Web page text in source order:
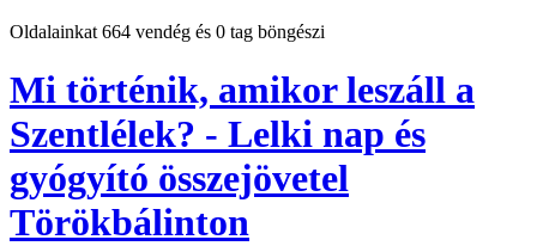
Oldalainkat 664 vendég és 0 tag böngészi
Mi történik, amikor leszáll a
Szentlélek? - Lelki nap és
gyógyító összejövetel
Törökbálinton